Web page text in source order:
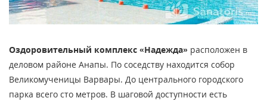
Оздоровительный комплекс «Надежда» расположен в
деловом районе Анапы. По соседству находится собор
Великомученицы Варвары. До центрального городского
парка всего сто метров. В шаговой доступности есть